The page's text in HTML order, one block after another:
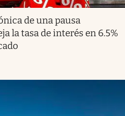
de una pausa
la tasa de interés en 6.5%